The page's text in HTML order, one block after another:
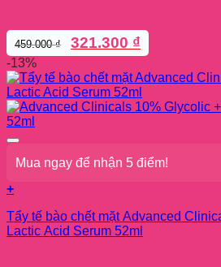
459.000₫
Giá
gốc
459.000 ₫.
321.300 ₫
hiện
tại
là:
321.300 ₫.
-13%
Mua ngay để nhận 5 điểm!
+
Tẩy tế bào chết mặt Advanced
Lactic Acid Serum 52ml